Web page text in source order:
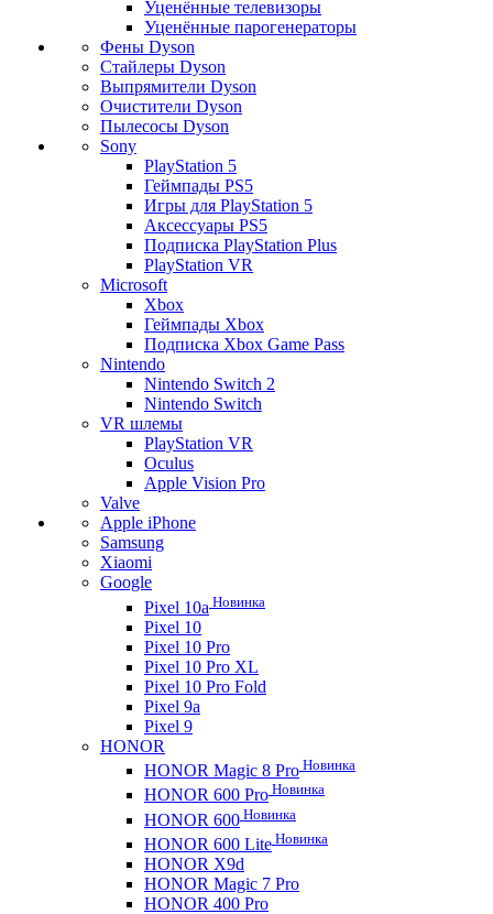
Уценённые телевизоры
Уценённые парогенераторы
Фены Dyson
Стайлеры Dyson
Выпрямители Dyson
Очистители Dyson
Пылесосы Dyson
Sony
PlayStation 5
Геймпады PS5
Игры для PlayStation 5
Аксессуары PS5
Подписка PlayStation Plus
PlayStation VR
Microsoft
Xbox
Геймпады Xbox
Подписка Xbox Game Pass
Nintendo
Nintendo Switch 2
Nintendo Switch
VR шлемы
PlayStation VR
Oculus
Apple Vision Pro
Valve
Apple iPhone
Samsung
Xiaomi
Google
Pixel 10a Новинка
Pixel 10
Pixel 10 Pro
Pixel 10 Pro XL
Pixel 10 Pro Fold
Pixel 9a
Pixel 9
HONOR
HONOR Magic 8 Pro Новинка
HONOR 600 Pro Новинка
HONOR 600 Новинка
HONOR 600 Lite Новинка
HONOR X9d
HONOR Magic 7 Pro
HONOR 400 Pro